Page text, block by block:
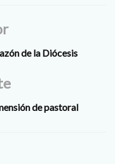
de la Diócesis
de pastoral